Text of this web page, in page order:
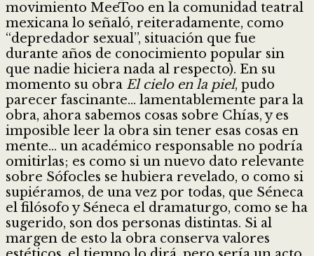
movimiento MeeToo en la comunidad teatral
mexicana lo señaló, reiteradamente, como
“depredador sexual”, situación que fue
durante años de conocimiento popular sin
que nadie hiciera nada al respecto). En su
momento su obra El cielo en la piel, pudo
parecer fascinante… lamentablemente para la
obra, ahora sabemos cosas sobre Chías, y es
imposible leer la obra sin tener esas cosas en
mente… un académico responsable no podría
omitirlas; es como si un nuevo dato relevante
sobre Sófocles se hubiera revelado, o como si
supiéramos, de una vez por todas, que Séneca
el filósofo y Séneca el dramaturgo, como se ha
sugerido, son dos personas distintas. Si al
margen de esto la obra conserva valores